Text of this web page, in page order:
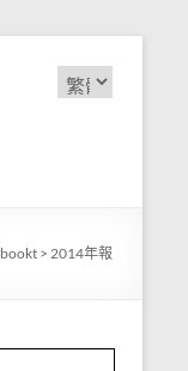
Choose
a
bookt > 2014年報